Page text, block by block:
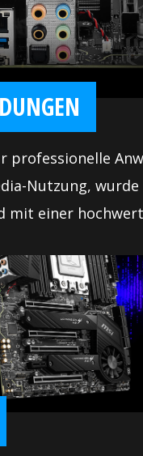
professionelle
Nutzung, wurde
mit einer
zuverlässige
bietet.